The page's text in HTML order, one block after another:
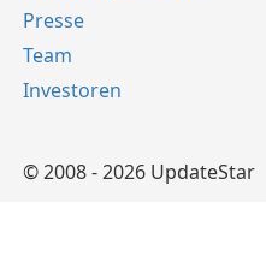
Presse
Team
Investoren
© 2008 - 2026 UpdateStar